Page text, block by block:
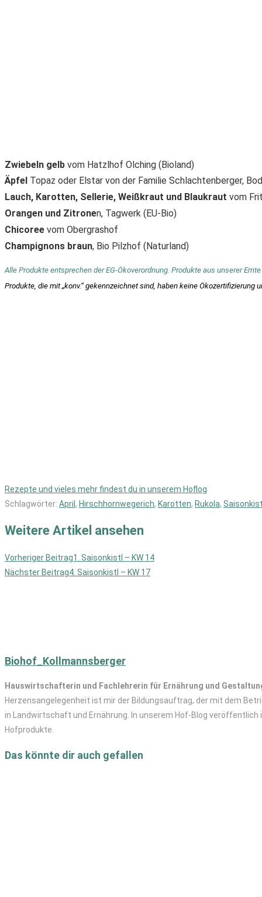
Zwiebeln gelb vom Hatzlhof Olching (Bioland)
Äpfel Topaz oder Elstar von der Familie Schlachtenberger,
Lauch, Karotten, Sellerie, Weißkraut und Blaukraut vom
Orangen und Zitronen, Tagwerk (EU-Bio)
Chicoree vom Obergrashof
Champignons braun, Bio Pilzhof (Naturland)
Alle Produkte entsprechen der EG-Ökoverordnung. Produkte aus unserer
Produkte, die mit „konv.“ gekennzeichnet sind, haben keine
Rezepte und vieles mehr findest du in unserem Hoflog
Schlagwörter: April , Hirschhornwegerich, Karotten, Rukola,
Weitere Artikel ansehen
Vorheriger Beitrag1. Saisonkistl – KW 14
Nächster Beitrag4. Saisonkistl – KW 17
Biohof_Kollmannsberger
Hauswirtschafterin und Fachlehrerin für Ernährung und
Herzensangelegenheit ist mir der Bildungsauftrag, der mit dem
in Landwirtschaft und Ernährung. In unserem Hof-Blog
Hofprodukte.
Das könnte dir auch gefallen